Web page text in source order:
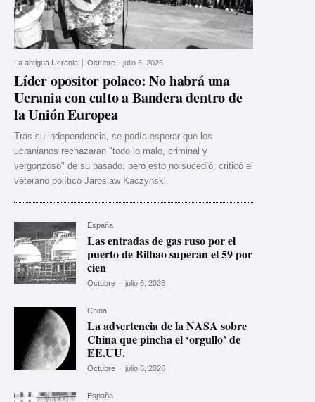
La antigua Ucrania Octubre - julio 6, 2026
Líder opositor polaco: No habrá una
Ucrania con culto a Bandera dentro de
la Unión Europea
Tras su independencia, se podía esperar que los
ucranianos rechazaran "todo lo malo, criminal y
vergonzoso" de su pasado, pero esto no sucedió, criticó el
veterano político Jaroslaw Kaczynski.
España
Las entradas de gas ruso por el
puerto de Bilbao superan el 59 por
cien
Octubre - julio 6, 2026
China
La advertencia de la NASA sobre
China que pincha el ‘orgullo’ de
EE.UU.
Octubre - julio 6, 2026
España